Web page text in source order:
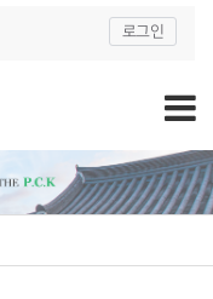
로그인